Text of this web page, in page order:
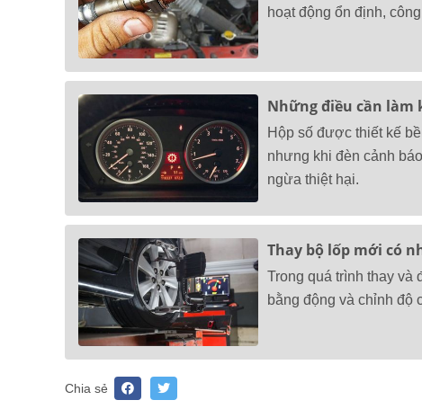
hoạt động ổn định,
Những điều cần làm
Hộp số được thiết kế
nhưng khi đèn cảnh
ngừa thiệt hại.
Thay bộ lốp mới có
Trong quá trình thay và
bằng động và chỉnh độ
Chia sẻ